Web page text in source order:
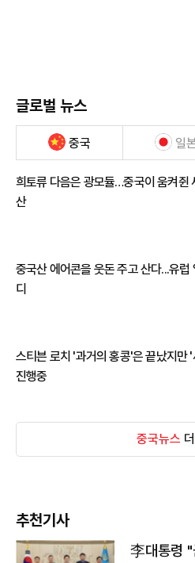
글로벌 뉴스
중국 일
희토류 다음은 광모듈…중국이 움켜쥔
산
중국산 에어콘을 웃돈 주고 산다...유럽
디
스티븐 로치 '과거의 홍콩'은 끝났지만
진행중
중국뉴스
추천기사
李대통령 "